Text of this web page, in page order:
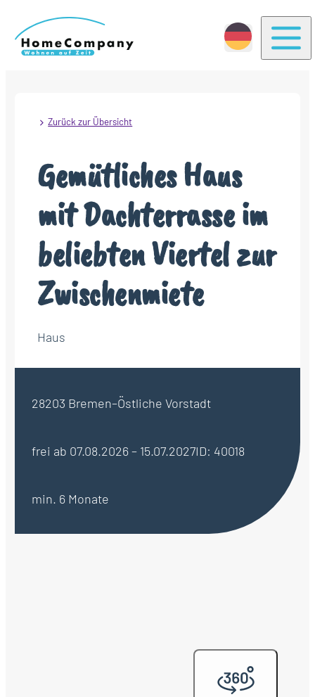
Zurück zur Übersicht
Gemütliches Haus
mit Dachterrasse im
beliebten Viertel zur
Zwischenmiete
Haus
28203 Bremen–Östliche Vorstadt
frei ab 07.08.2026 – 15.07.2027ID: 40018
min. 6 Monate